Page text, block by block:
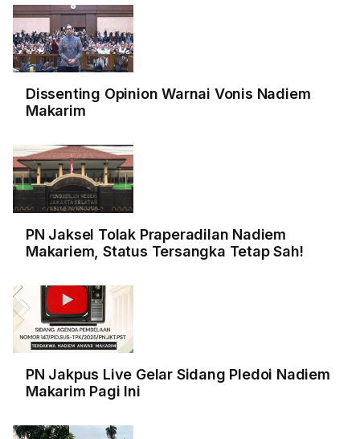
Dissenting Opinion Warnai Vonis Nadiem
Makarim
PN Jaksel Tolak Praperadilan Nadiem
Makariem, Status Tersangka Tetap Sah!
PN Jakpus Live Gelar Sidang Pledoi Nadiem
Makarim Pagi Ini